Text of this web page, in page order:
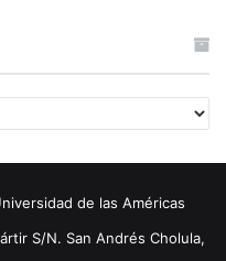
de las Américas
S/N. San Andrés Cholula,